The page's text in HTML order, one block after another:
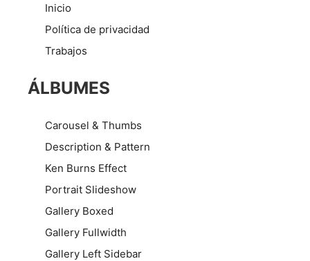
Inicio
Política de privacidad
Trabajos
ÁLBUMES
Carousel & Thumbs
Description & Pattern
Ken Burns Effect
Portrait Slideshow
Gallery Boxed
Gallery Fullwidth
Gallery Left Sidebar